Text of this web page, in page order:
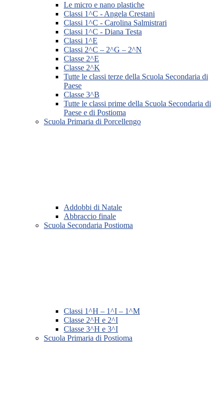
Le micro e nano plastiche
Classi 1^C - Angela Crestani
Classi 1^C - Carolina Salmistrari
Classi 1^C - Diana Testa
Classi 1^E
Classi 2^C – 2^G – 2^N
Classe 2^E
Classe 2^K
Tutte le classi terze della Scuola Secondaria di
Paese
Classe 3^B
Tutte le classi prime della Scuola Secondaria di
Paese e di Postioma
Scuola Primaria di Porcellengo
Addobbi di Natale
Abbraccio finale
Scuola Secondaria Postioma
Classi 1^H – 1^I – 1^M
Classe 2^H e 2^I
Classe 3^H e 3^I
Scuola Primaria di Postioma